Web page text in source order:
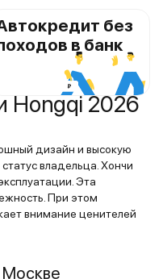
без
в банк
Hongqi 2026
дизайн и высокую
владельца. Хончи
Эта
При этом
внимание ценителей